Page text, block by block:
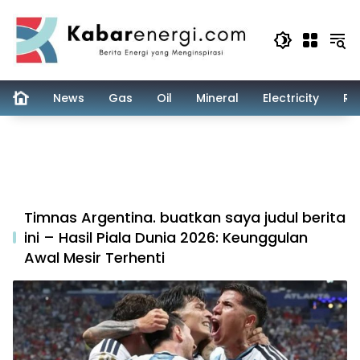
content
News Gas Oil Mineral Electricity
Timnas Argentina. buatkan saya judul berita
ini – Hasil Piala Dunia 2026: Keunggulan
Awal Mesir Terhenti